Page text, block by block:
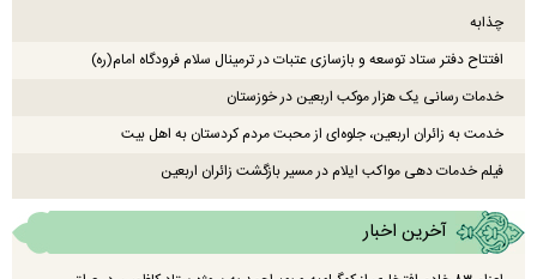
چذابه
افتتاح دفتر ستاد توسعه و بازسازی عتبات در ترمینال سلام فرودگاه امام(ره)
خدمات رسانی یک هزار موکب اربعین در خوزستان
خدمت به زائران اربعین، جلوه‌ای از محبت مردم کردستان به اهل بیت
فیلم خدمات دهی مواکب ایلام در مسیر بازگشت زائران اربعین
آخرین اخبار